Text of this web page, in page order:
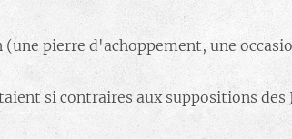
pierre d'achoppement, une
si contraires aux suppositions